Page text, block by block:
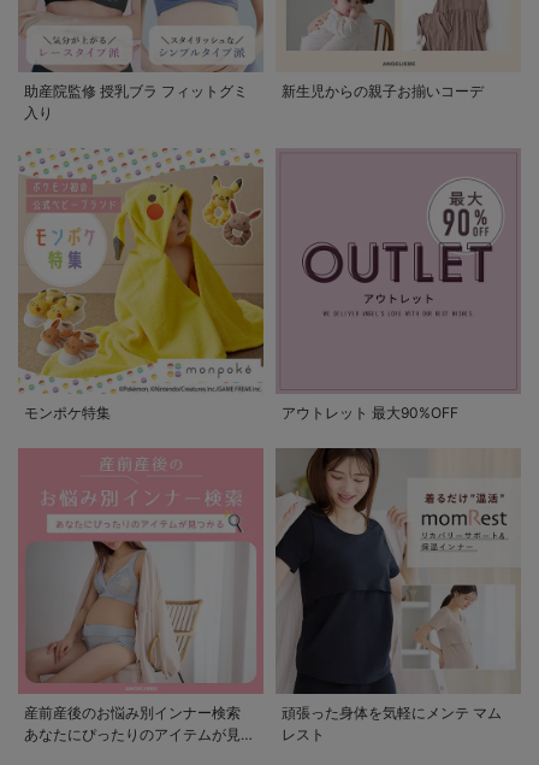
助産院監修 授乳ブラ フィットグミ
入り
新生児からの親子お揃いコーデ
モンポケ特集 アウトレット 最大90%OFF
産前産後のお悩み別インナー検索
あなたにぴったりのアイテムが見つ
頑張った身体を気軽にメンテ マム
レスト